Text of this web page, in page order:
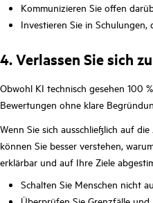
Kommunizieren Sie offen
Investieren Sie in
4. Verlassen Sie sich
Obwohl KI technisch gesehen 100
Bewertungen ohne klare
Wenn Sie sich ausschließlich auf
können Sie besser verstehen,
erklärbar und auf Ihre Ziele
Schalten Sie Menschen nicht